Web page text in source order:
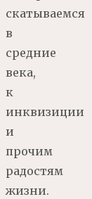
скатываемся
в
средние
века,
к
инквизиции
и
прочим
радостям
жизни.